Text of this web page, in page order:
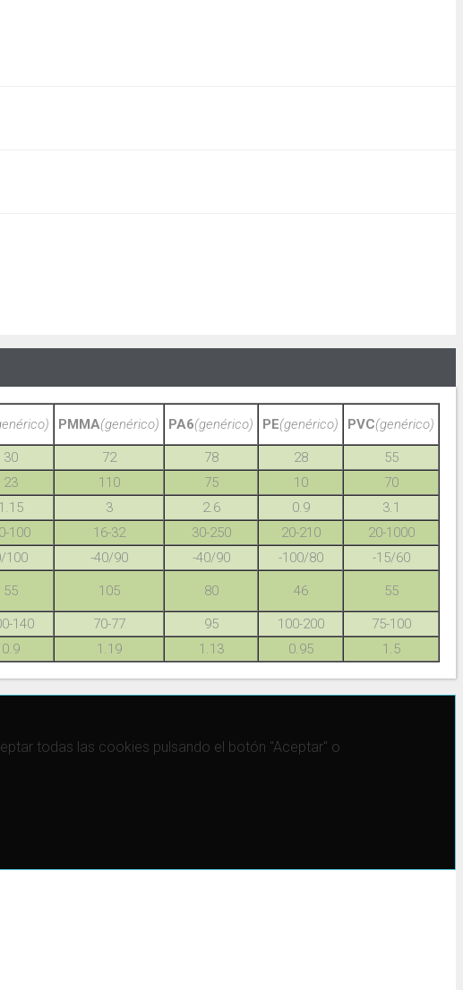
PMMA(genérico) PA6(genérico) PE(genérico) PVC(genérico)
30 72 78 28
55
23 110 75 10
70
1.15 3 2.6 0.9
3.1
100 16-32 30-250 20-210
20-1000
100 -40/90 -40/90 -100/80
-15/60
55 105 80 46 55
140 70-77 95 100-200
75-100
0.9 1.19 1.13 0.95 1.5
todas las cookies pulsando el botón "Aceptar" o